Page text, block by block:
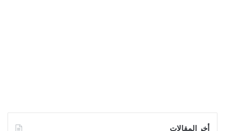
أخر المقالات